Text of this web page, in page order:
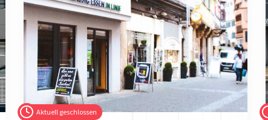
Aktuell geschlossen